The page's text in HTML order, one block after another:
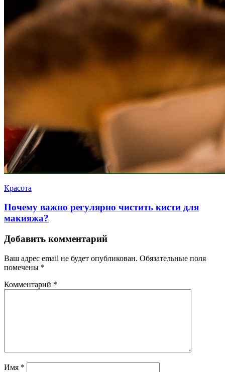
Красота
Почему важно регулярно чистить кисти для
макияжа?
Добавить комментарий
Ваш адрес email не будет опубликован. Обязательные поля
помечены *
Комментарий *
Имя *